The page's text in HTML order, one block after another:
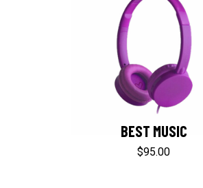
BEST MUSIC
$95.00